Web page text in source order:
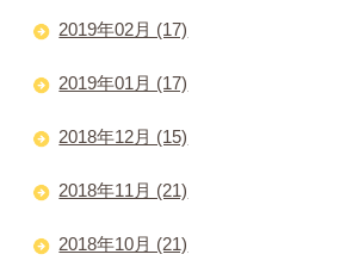
2019年02月 (17)
2019年01月 (17)
2018年12月 (15)
2018年11月 (21)
2018年10月 (21)